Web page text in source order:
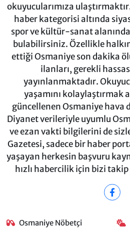
okuyucularımıza
haber kategorisi altında
spor ve kültür-sanat
bulabilirsiniz. Özellikle
ettiği Osmaniye son dakika
ilanları, gerekli
yayınlanmaktadır.
yaşamını kolaylaştırmak
güncellenen Osmaniye hava
Diyanet verileriyle uyumlu
ve ezan vakti bilgilerini de
Gazetesi, sadece bir haber
yaşayan herkesin başvuru
hızlı habercilik için bizi
Osmaniye Nöbetçi